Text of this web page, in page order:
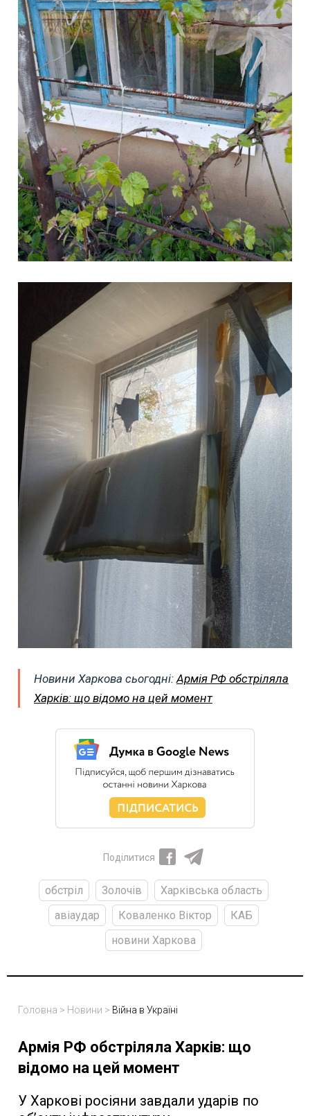
Новини Харкова сьогодні:Армія РФ обстріляла
Харків: що відомо на цей момент
Поділитися
обстріл Золочів
Харківська область
авіаудар
Коваленко Віктор
КАБ
новини Харкова
Головна > Новини > Війна в Україні
Армія РФ обстріляла Харків: що
відомо на цей момент
У Харкові росіяни завдали ударів по